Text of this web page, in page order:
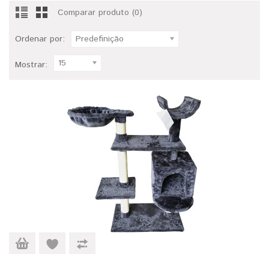
Comparar produto (0)
Ordenar por: Predefinição
Mostrar: 15